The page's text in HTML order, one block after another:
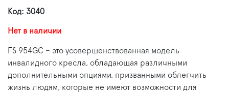
Код: 3040
Нет в наличии
FS 954GC – это усовершенствованная модель
инвалидного кресла, обладающая различными
дополнительными опциями, призванными облегчить
жизнь людям, которые не имеют возможности для